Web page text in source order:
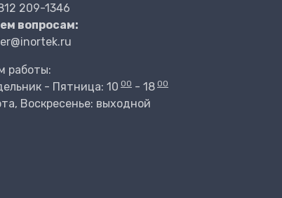
209-1346
вопросам:
работы:
- Пятница: 10 00 - 18 00
Воскресенье: выходной